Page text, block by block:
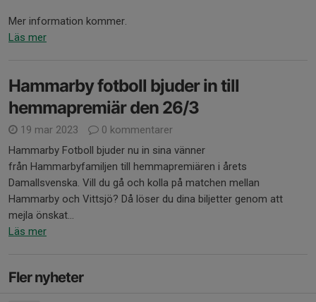
Mer information kommer.
Läs mer
Hammarby fotboll bjuder in till
hemmapremiär den 26/3
19 mar 2023
0 kommentarer
Hammarby Fotboll bjuder nu in sina vänner
från Hammarbyfamiljen till hemmapremiären i årets
Damallsvenska. Vill du gå och kolla på matchen mellan
Hammarby och Vittsjö? Då löser du dina biljetter genom att
mejla önskat...
Läs mer
Fler nyheter